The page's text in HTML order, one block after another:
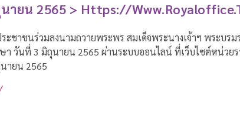
นายน 2565 > Https://
ชาชนร่วมลงนามถวายพระพร สมเด็จพระนางเจ้าฯ พระบรม
า วันที่ 3 มิถุนายน 2565 ผ่านระบบออนไลน์ ที่เว็บไซต์หน่วยร
ายน 2565